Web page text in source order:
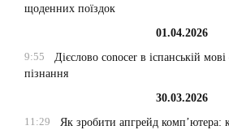
щоденних поїздок
01.04.2026
9:55
Дієслово conocer в іспанській
пізнання
30.03.2026
11:29
Як зробити апгрейд комп’ютера: